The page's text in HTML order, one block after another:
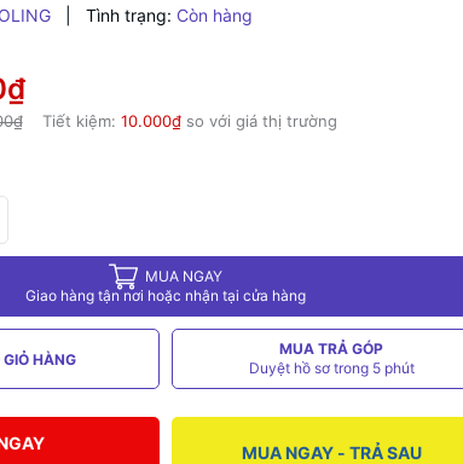
Tình trạng: Còn hàng
Tiết kiệm: 10.000₫so với giá thị trường
MUA NGAY
Giao hàng tận nơi hoặc nhận tại cửa hàng
HÀNG
MUA TRẢ GÓP
Duyệt hồ sơ trong 5 phút
MUA NGAY - TRẢ SAU